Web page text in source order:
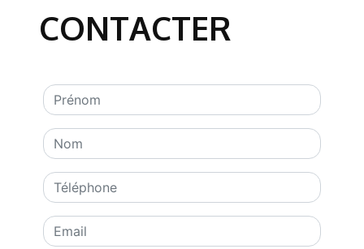
CONTACTER